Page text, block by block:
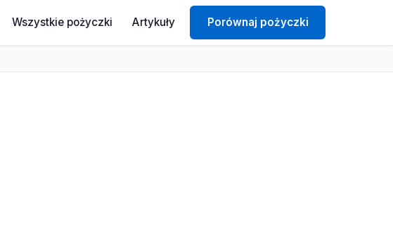
Wszystkie pożyczki Artykuły Porównaj pożyczki